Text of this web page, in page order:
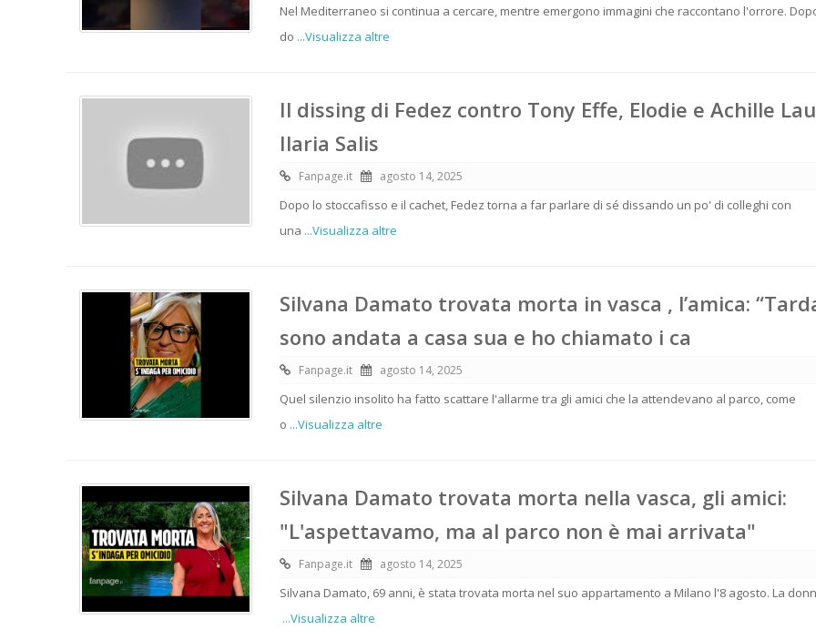
Nel Mediterraneo si continua a cercare, mentre emergono immagini che raccontano l'orrore.
do ...Visualizza altre
Il dissing di Fedez contro Tony Effe, Elodie e Achille
Ilaria Salis
Fanpage.it agosto 14, 2025
Dopo lo stoccafisso e il cachet, Fedez torna a far parlare di sé dissando un po' di colleghi con
una ...Visualizza altre
Silvana Damato trovata morta in vasca , l’amica:
sono andata a casa sua e ho chiamato i ca
Fanpage.it agosto 14, 2025
Quel silenzio insolito ha fatto scattare l'allarme tra gli amici che la attendevano al parco, come
o ...Visualizza altre
Silvana Damato trovata morta nella vasca, gli amici:
"L'aspettavamo, ma al parco non è mai arrivata"
Fanpage.it agosto 14, 2025
Silvana Damato, 69 anni, è stata trovata morta nel suo appartamento a Milano l'8 agosto. La
...Visualizza altre